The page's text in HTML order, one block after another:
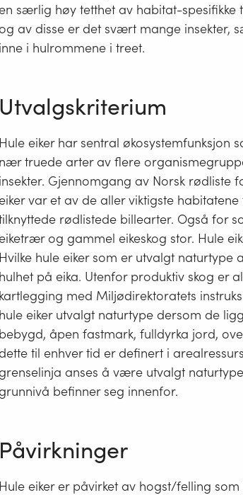
en særlig høy tetthet av habitat-spesifikke
og av disse er det svært mange insekter,
inne i hulrommene i treet.
Utvalgskriterium
Hule eiker har sentral
nær truede arter av flere
insekter. Gjennomgang av Norsk rødliste
eiker var et av de aller viktigste
rødlistede billearter. Også for
eiketrær og gammel eikeskog stor. Hule
Hvilke hule eiker som er utvalgt
hulhet på eika. Utenfor produktiv skog er
kartlegging med Miljødirektoratets
hule eiker utvalgt naturtype dersom de
bebygd, åpen fastmark, fulldyrka jord,
dette til enhver tid er definert i
grenselinja anses å være utvalgt
grunnivå befinner seg innenfor.
Påvirkninger
Hule eiker er påvirket av hogst/felling som